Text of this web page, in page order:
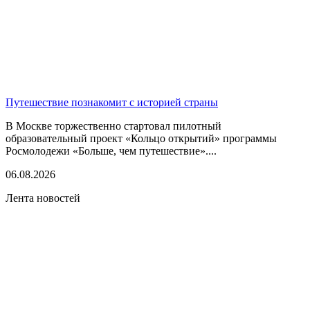
Путешествие познакомит с историей страны
В Москве торжественно стартовал пилотный
образовательный проект «Кольцо открытий» программы
Росмолодежи «Больше, чем путешествие»....
06.08.2026
Лента новостей